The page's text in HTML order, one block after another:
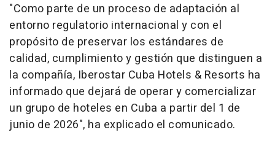
"Como parte de un proceso de adaptación al
entorno regulatorio internacional y con el
propósito de preservar los estándares de
calidad, cumplimiento y gestión que distinguen a
la compañía, Iberostar Cuba Hotels & Resorts ha
informado que dejará de operar y comercializar
un grupo de hoteles en Cuba a partir del 1 de
junio de 2026", ha explicado el comunicado.